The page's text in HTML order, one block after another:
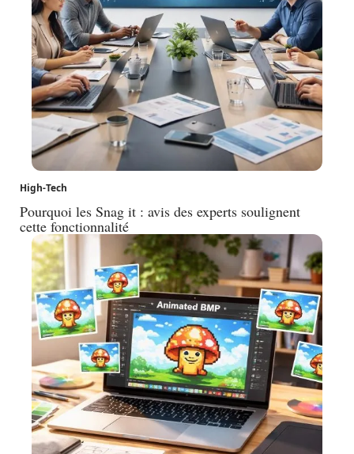
High-Tech
Pourquoi les Snag it : avis des experts soulignent
cette fonctionnalité